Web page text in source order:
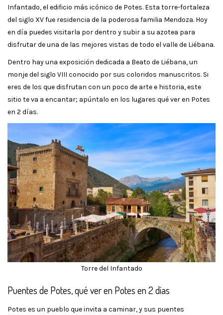
Infantado, el edificio más icónico de Potes. Esta torre-fortaleza
del siglo XV fue residencia de la poderosa familia Mendoza. Hoy
en día puedes visitarla por dentro y subir a su azotea para
disfrutar de una de las mejores vistas de todo el valle de Liébana.
Dentro hay una exposición dedicada a Beato de Liébana, un
monje del siglo VIII conocido por sus coloridos manuscritos. Si
eres de los que disfrutan con un poco de arte e historia, este
sitio te va a encantar; apúntalo en los lugares qué ver en Potes
en 2 días.
Torre del Infantado
Puentes de Potes, qué ver en Potes en 2 días
Potes es un pueblo que invita a caminar, y sus puentes